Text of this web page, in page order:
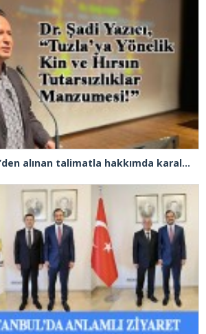
Şadi Yazıcı, “Silivri’den alınan talimatla hakkımda karalama kampanyası yürütülüyor”